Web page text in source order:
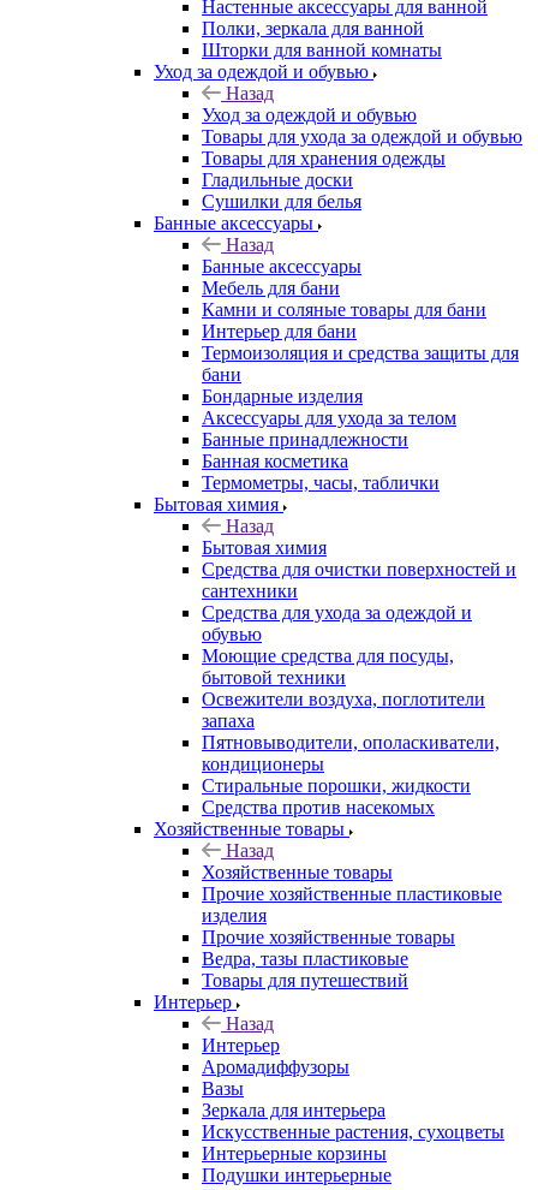
Настенные аксессуары для ванной
Полки, зеркала для ванной
Шторки для ванной комнаты
Уход за одеждой и обувью
Назад
Уход за одеждой и обувью
Товары для ухода за одеждой и обувью
Товары для хранения одежды
Гладильные доски
Сушилки для белья
Банные аксессуары
Назад
Банные аксессуары
Мебель для бани
Камни и соляные товары для бани
Интерьер для бани
Термоизоляция и средства защиты для
бани
Бондарные изделия
Аксеcсуары для ухода за телом
Банные принадлежности
Банная косметика
Термометры, часы, таблички
Бытовая химия
Назад
Бытовая химия
Средства для очистки поверхностей и
сантехники
Средства для ухода за одеждой и
обувью
Моющие средства для посуды,
бытовой техники
Освежители воздуха, поглотители
запаха
Пятновыводители, ополаскиватели,
кондиционеры
Стиральные порошки, жидкости
Средства против насекомых
Хозяйственные товары
Назад
Хозяйственные товары
Прочие хозяйственные пластиковые
изделия
Прочие хозяйственные товары
Ведра, тазы пластиковые
Товары для путешествий
Интерьер
Назад
Интерьер
Аромадиффузоры
Вазы
Зеркала для интерьера
Искусственные растения, сухоцветы
Интерьерные корзины
Подушки интерьерные